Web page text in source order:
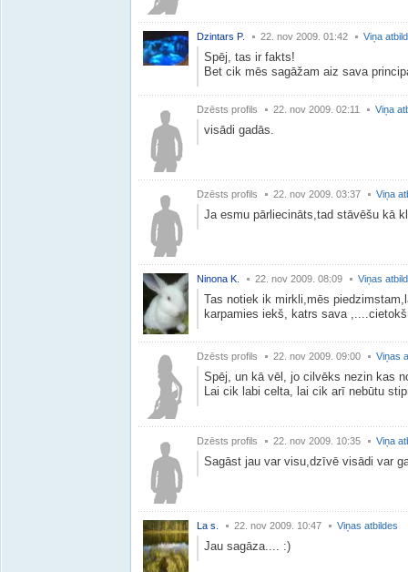
Dzintars P. 22. nov 2009. 01:42 Viņa
Spēj, tas ir fakts!
Bet cik mēs sagāžam aiz sava
Dzēsts profils 22. nov 2009. 02:11 Viņa
visādi gadās.
Dzēsts profils 22. nov 2009. 03:37 Viņa
Ja esmu pārliecināts,tad stāvēšu kā
Ninona K. 22. nov 2009. 08:09 Viņas
Tas notiek ik mirkli,mēs
karpamies iekš, katrs sava
Dzēsts profils 22. nov 2009. 09:00 Viņas
Spēj, un kā vēl, jo cilvēks nezin kas
Lai cik labi celta, lai cik arī nebūtu
Dzēsts profils 22. nov 2009. 10:35 Viņa
Sagāst jau var visu,dzīvē visādi var
La s. 22. nov 2009. 10:47 Viņas atbildes
Jau sagāza.... :)